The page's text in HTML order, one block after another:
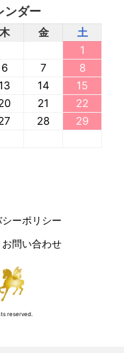
ンダー
木 金
土
1
6 7
8
13 14
15
21
22
28
29
ーポリシー
お問い合わせ
reserved.